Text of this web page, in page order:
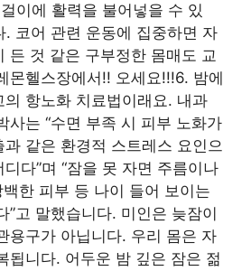
이에 활력을 불어넣을 수 있
. 코어 관련 운동에 집중하면 자
든 것 같은 구부정한 몸매도 교
몬헬스장에서!! 오세요!!!6. 밤에
의 항노화 치료법이래요. 내과
사는 “수면 부족 시 피부 노화가
같은 환경적 스트레스 요인으
다”며 “잠을 못 자면 주름이나
한 피부 등 나이 들어 보이는
”고 말했습니다. 미인은 늦잠이
용구가 아닙니다. 우리 몸은 자
됩니다. 어두운 밤 깊은 잠은 젊